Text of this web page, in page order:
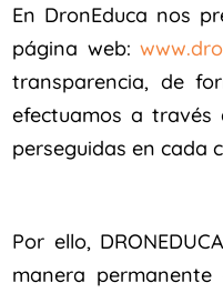
En DronEduca nos
página web:
transparencia, de
efectuamos a través
perseguidas en cada
Por ello,
manera